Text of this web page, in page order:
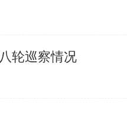
轮巡察情况